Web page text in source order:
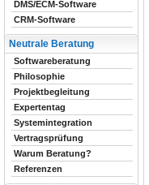
DMS/ECM-Software
CRM-Software
Neutrale Beratung
Softwareberatung
Philosophie
Projektbegleitung
Expertentag
Systemintegration
Vertragsprüfung
Warum Beratung?
Referenzen